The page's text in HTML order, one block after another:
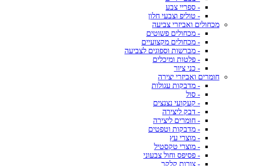
- ספריי צבע
- טוליפ וצבעי חלון
מכחולים ואביזרי צביעה
- מכחולים פשוטים
- מכחולים מקצועיים
- מברשות וספוגים לצביעה
- פלטות ומיכלים
- כני ציור
חומרים ואביזרי יצירה
- מדבקות עגולות
- סול
- קעקועי נצנצים
- דבק ליצירה
- חומרים ליצירה
- מדבקות וטפטים
- מוצרי עץ
- מוצרי טקסטיל
- פסיפס וחול צבעוני
- צורות קלקר